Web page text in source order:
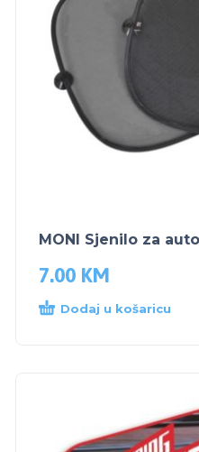
MONI Sjenilo za
7.00 KM
Dodaj u košaricu